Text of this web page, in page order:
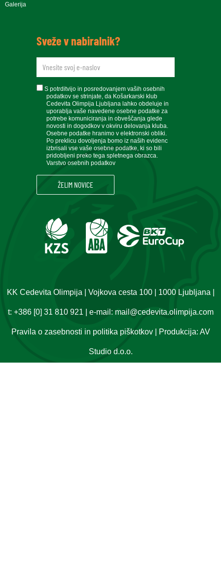
Galerija
Sveže v nabiralnik?
newsletteremail
soglasje
S potrditvijo in posredovanjem vaših osebnih
podatkov se strinjate, da Košarkarski klub
Cedevita Olimpija Ljubljana lahko obdeluje in
uporablja vaše navedene osebne podatke za
potrebe komuniciranja in obveščanja glede
novosti in dogodkov v okviru delovanja kluba.
Osebne podatke hranimo v elektronski obliki.
Po preklicu dovoljenja bomo iz naših evidenc
izbrisali vse vaše osebne podatke, ki so bili
pridobljeni preko tega spletnega obrazca.
Varstvo osebnih podatkov
KK Cedevita Olimpija | Vojkova cesta 100 | 1000 Ljubljana |
t: +386 [0] 31 810 921 | e-mail: mail@cedevita.olimpija.com
Pravila o zasebnosti in politika piškotkov| Produkcija: AV
Studio d.o.o.